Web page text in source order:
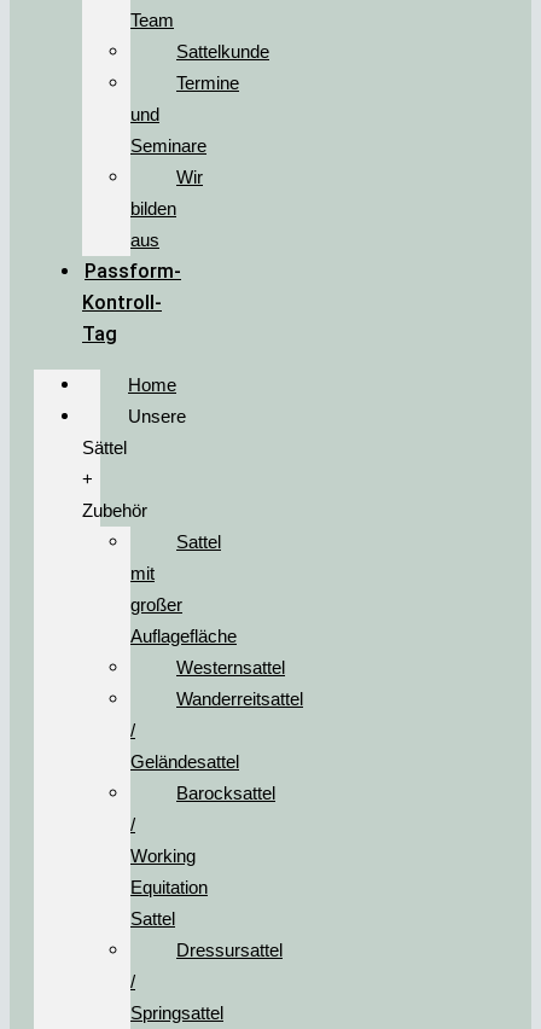
Team
Sattelkunde
Termine
und
Seminare
Wir
bilden
aus
Passform-
Kontroll-
Tag
Home
Unsere
Sättel
+
Zubehör
Sattel
mit
großer
Auflagefläche
Westernsattel
Wanderreitsattel
/
Geländesattel
Barocksattel
/
Working
Equitation
Sattel
Dressursattel
/
Springsattel